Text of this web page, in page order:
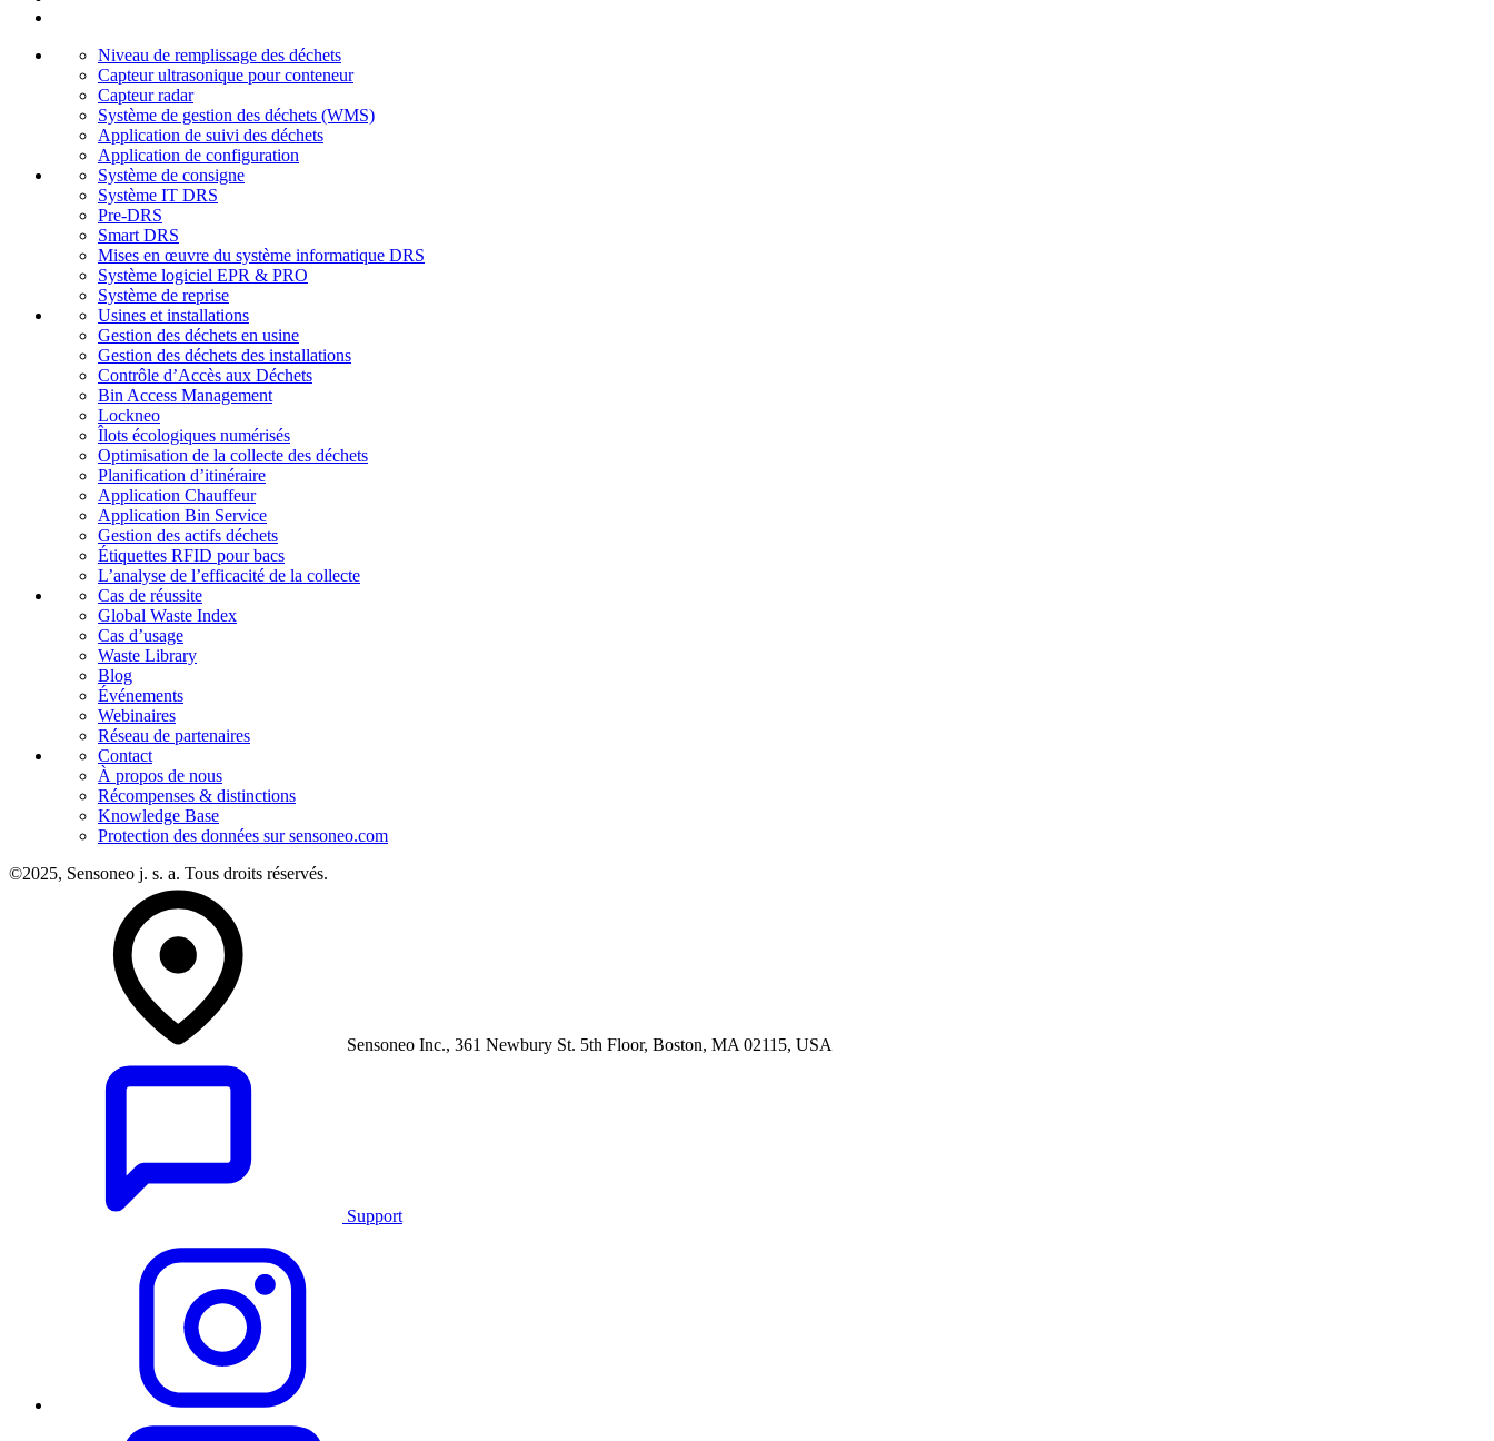
Niveau de remplissage des déchets
Capteur ultrasonique pour conteneur
Capteur radar
Système de gestion des déchets (WMS)
Application de suivi des déchets
Application de configuration
Système de consigne
Système IT DRS
Pre-DRS
Smart DRS
Mises en œuvre du système informatique DRS
Système logiciel EPR & PRO
Système de reprise
Usines et installations
Gestion des déchets en usine
Gestion des déchets des installations
Contrôle d’Accès aux Déchets
Bin Access Management
Lockneo
Îlots écologiques numérisés
Optimisation de la collecte des déchets
Planification d’itinéraire
Application Chauffeur
Application Bin Service
Gestion des actifs déchets
Étiquettes RFID pour bacs
L’analyse de l’efficacité de la collecte
Cas de réussite
Global Waste Index
Cas d’usage
Waste Library
Blog
Événements
Webinaires
Réseau de partenaires
Contact
À propos de nous
Récompenses & distinctions
Knowledge Base
Protection des données sur sensoneo.com
©2025, Sensoneo j. s. a. Tous droits réservés.
Sensoneo Inc., 361 Newbury St. 5th Floor, Boston, MA 02115, USA
Support